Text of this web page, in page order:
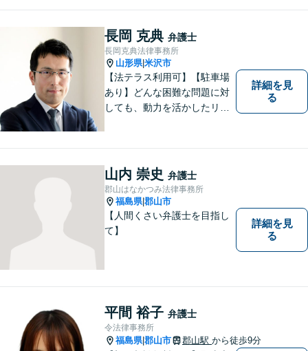
長岡 克典 弁護士
長岡克典法律事務所
山形県|米沢市
【法テラス利用可】【駐車場
あり】どんな困難な問題に対
しても、動力を活かしたリー
いた案件は1日でも早く解決す
るよう努力することで早期解
決を目指します。 お気軽にご
相談ください。
詳細を見
る
山内 崇史 弁護士
郡山はなかつみ法律事務所
福島県|郡山市
【人間くさい弁護士を目指し
て】
詳細を見
る
平間 裕子 弁護士
令法律事務所
福島県|郡山市 郡山駅 から徒歩9分